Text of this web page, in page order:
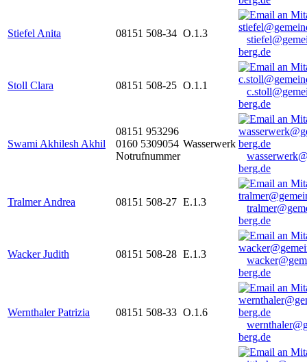
Stiefel Anita 08151 508-34 O.1.3
berg.de
Stoll Clara 08151 508-25 O.1.1
berg.de
Swami Akhilesh Akhil
08151 953296
0160 5309054
Notrufnummer
Wasserwerk
berg.de
Tralmer Andrea 08151 508-27 E.1.3
berg.de
Wacker Judith 08151 508-28 E.1.3
berg.de
Wernthaler Patrizia 08151 508-33 O.1.6
berg.de